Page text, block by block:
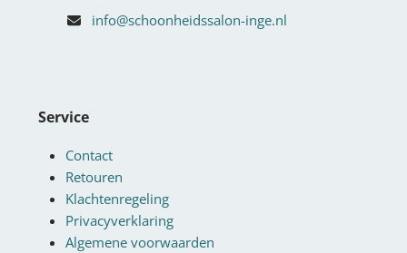
info@schoonheidssalon-inge.nl
Service
Contact
Retouren
Klachtenregeling
Privacyverklaring
Algemene voorwaarden